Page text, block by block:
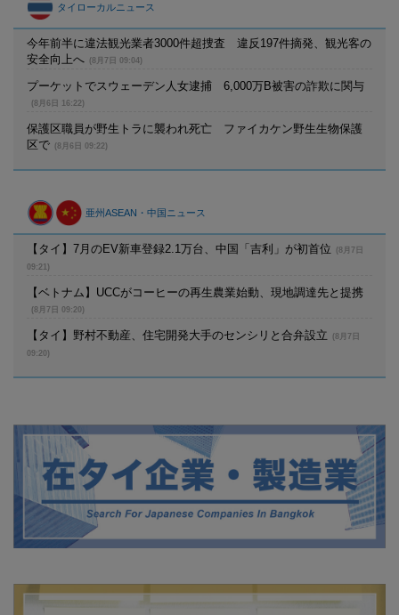
タイローカルニュース
今年前半に違法観光業者3000件超捜査 違反197件摘発、観光客の
安全向上へ
(8月7日 09:04)
プーケットでスウェーデン人女逮捕 6,000万B被害の詐欺に関与
(8月6日 16:22)
保護区職員が野生トラに襲われ死亡 ファイカケン野生生物保護
区で
(8月6日 09:22)
亜州ASEAN・中国ニュース
【タイ】7月のEV新車登録2.1万台、中国「吉利」が初首位
(8月7日
09:21)
【ベトナム】UCCがコーヒーの再生農業始動、現地調達先と提携
(8月7日 09:20)
【タイ】野村不動産、住宅開発大手のセンシリと合弁設立
(8月7日
09:20)